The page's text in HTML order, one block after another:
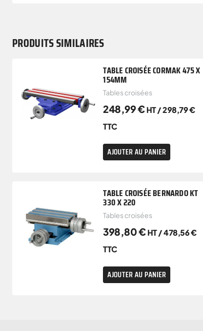
PRODUITS SIMILAIRES
TABLE CROISÉE CORMAK 475 X
154MM
Tables croisées
248,99€ HT /298,79€
TTC
AJOUTER AU PANIER
TABLE CROISÉE BERNARDO KT
330 X 220
Tables croisées
398,80€ HT /478,56€
TTC
AJOUTER AU PANIER